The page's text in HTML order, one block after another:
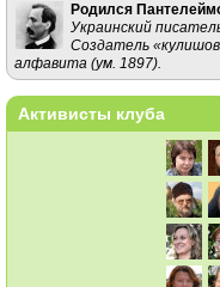
Родился
Украинский
Создатель
алфавита (ум. 1897).
Активисты клуба